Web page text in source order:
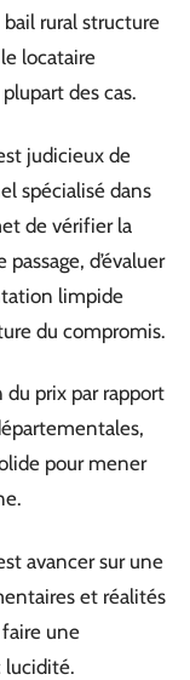
rural structure
locataire
des cas.
judicieux de
spécialisé dans
de vérifier la
d’évaluer
limpide
du compromis.
du prix par rapport
pour mener
avancer sur une
et réalités
faire une
lucidité.